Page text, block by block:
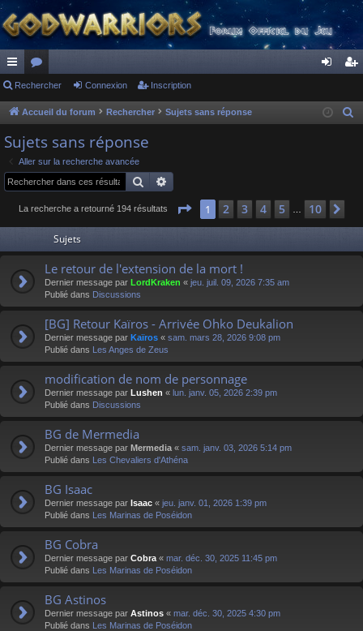
ac
co
ur
ci
s
or
u
s
ne cri
Rechercher Connexion Inscription
Accueil du forum Rechercher Sujets sans réponse
e
Sujets sans réponse
Aller sur la recherche avancée
Rechercher
La recherche a retourné 194 résultats Page 1sur 10
1 2 3 4 5 10
Sujets
Le retour de l'extension de la mort !
Dernier message par LordKraken « jeu. juil. 09, 2026 7:35 am
Publié dans Discussions
[BG] Retour Kaïros - Arrivée Ohko Deukalion
Dernier message par Kaïros « sam. mars 28, 2026 9:08 pm
Publié dans Les Anges de Zeus
modification de nom de personnage
Dernier message par Lushen « lun. janv. 05, 2026 2:39 pm
Publié dans Discussions
BG de Mermedia
Dernier message par Mermedia « sam. janv. 03, 2026 5:14 pm
Publié dans Les Chevaliers d'Athéna
BG Isaac
Dernier message par Isaac « jeu. janv. 01, 2026 1:39 pm
Publié dans Les Marinas de Poséidon
BG Cobra
Dernier message par Cobra « mar. déc. 30, 2025 11:45 pm
Publié dans Les Marinas de Poséidon
BG Astinos
Dernier message par Astinos « mar. déc. 30, 2025 4:30 pm
Publié dans Les Marinas de Poséidon